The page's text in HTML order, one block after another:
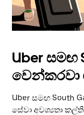
Uber සමඟ
Uber සමඟ South
සේවා අවශ්‍යතා